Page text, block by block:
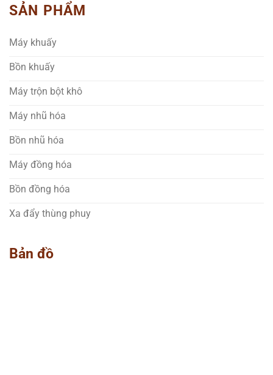
SẢN PHẨM
Máy khuấy
Bồn khuấy
Máy trộn bột khô
Máy nhũ hóa
Bồn nhũ hóa
Máy đồng hóa
Bồn đồng hóa
Xa đẩy thùng phuy
Bản đồ